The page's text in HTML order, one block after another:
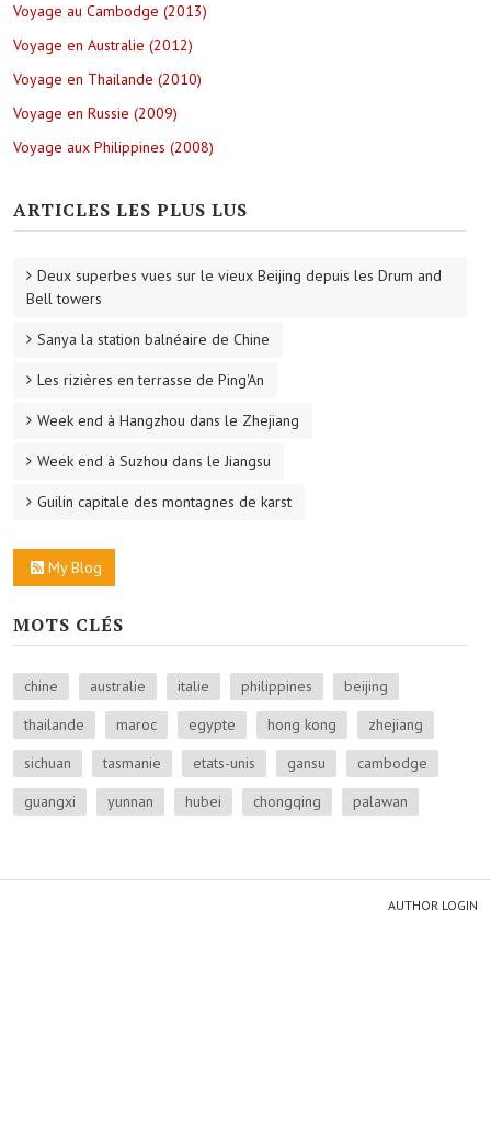
Voyage au Cambodge (2013)
Voyage en Australie (2012)
Voyage en Thailande (2010)
Voyage en Russie (2009)
Voyage aux Philippines (2008)
ARTICLES LES PLUS LUS
Deux superbes vues sur le vieux Beijing depuis les Drum and
Bell towers
Sanya la station balnéaire de Chine
Les rizières en terrasse de Ping'An
Week end à Hangzhou dans le Zhejiang
Week end à Suzhou dans le Jiangsu
Guilin capitale des montagnes de karst
My Blog
MOTS CLÉS
chine australie italie philippines
beijing
thailande
maroc egypte hong kong
zhejiang
sichuan
tasmanie etats-unis gansu
cambodge
guangxi
yunnan hubei chongqing palawan
AUTHOR LOGIN